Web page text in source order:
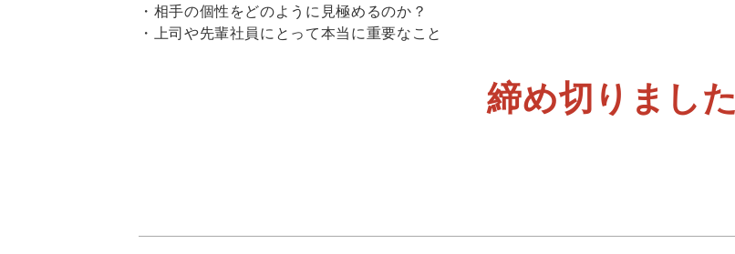
・相手の個性をどのように見極めるのか？
・上司や先輩社員にとって本当に重要なこと
締め切りました